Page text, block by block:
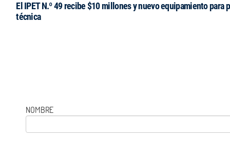
El IPET N.º 49 recibe $10 millones y nuevo equipamiento para
técnica
NOMBRE